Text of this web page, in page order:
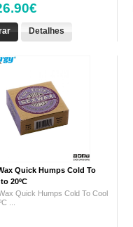
Detalhes
Quick Humps Cold To
20ºC
Quick Humps Cold To Cool
...